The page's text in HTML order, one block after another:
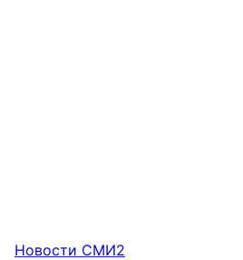
Новости СМИ2